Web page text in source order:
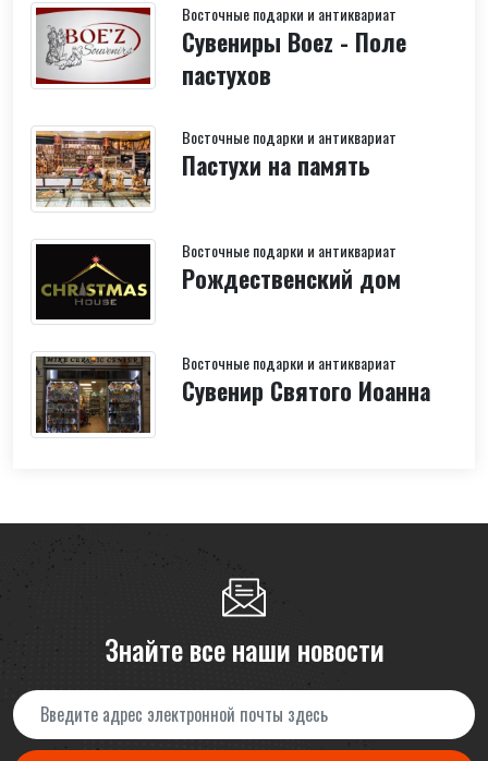
Восточные подарки и антиквариат
Сувениры Boez - Поле
пастухов
Восточные подарки и антиквариат
Пастухи на память
Восточные подарки и антиквариат
Рождественский дом
Восточные подарки и антиквариат
Сувенир Святого Иоанна
Знайте все наши новости